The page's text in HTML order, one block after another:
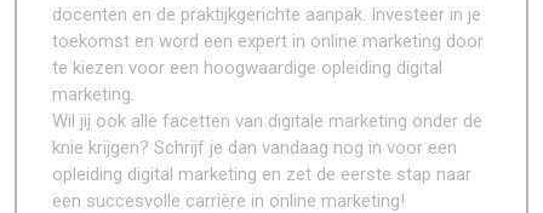
docenten en de praktijkgerichte aanpak. Investeer in je
toekomst en word een expert in online marketing door
te kiezen voor een hoogwaardige opleiding digital
marketing.
Wil jij ook alle facetten van digitale marketing onder de
knie krijgen? Schrijf je dan vandaag nog in voor een
opleiding digital marketing en zet de eerste stap naar
een succesvolle carrière in online marketing!